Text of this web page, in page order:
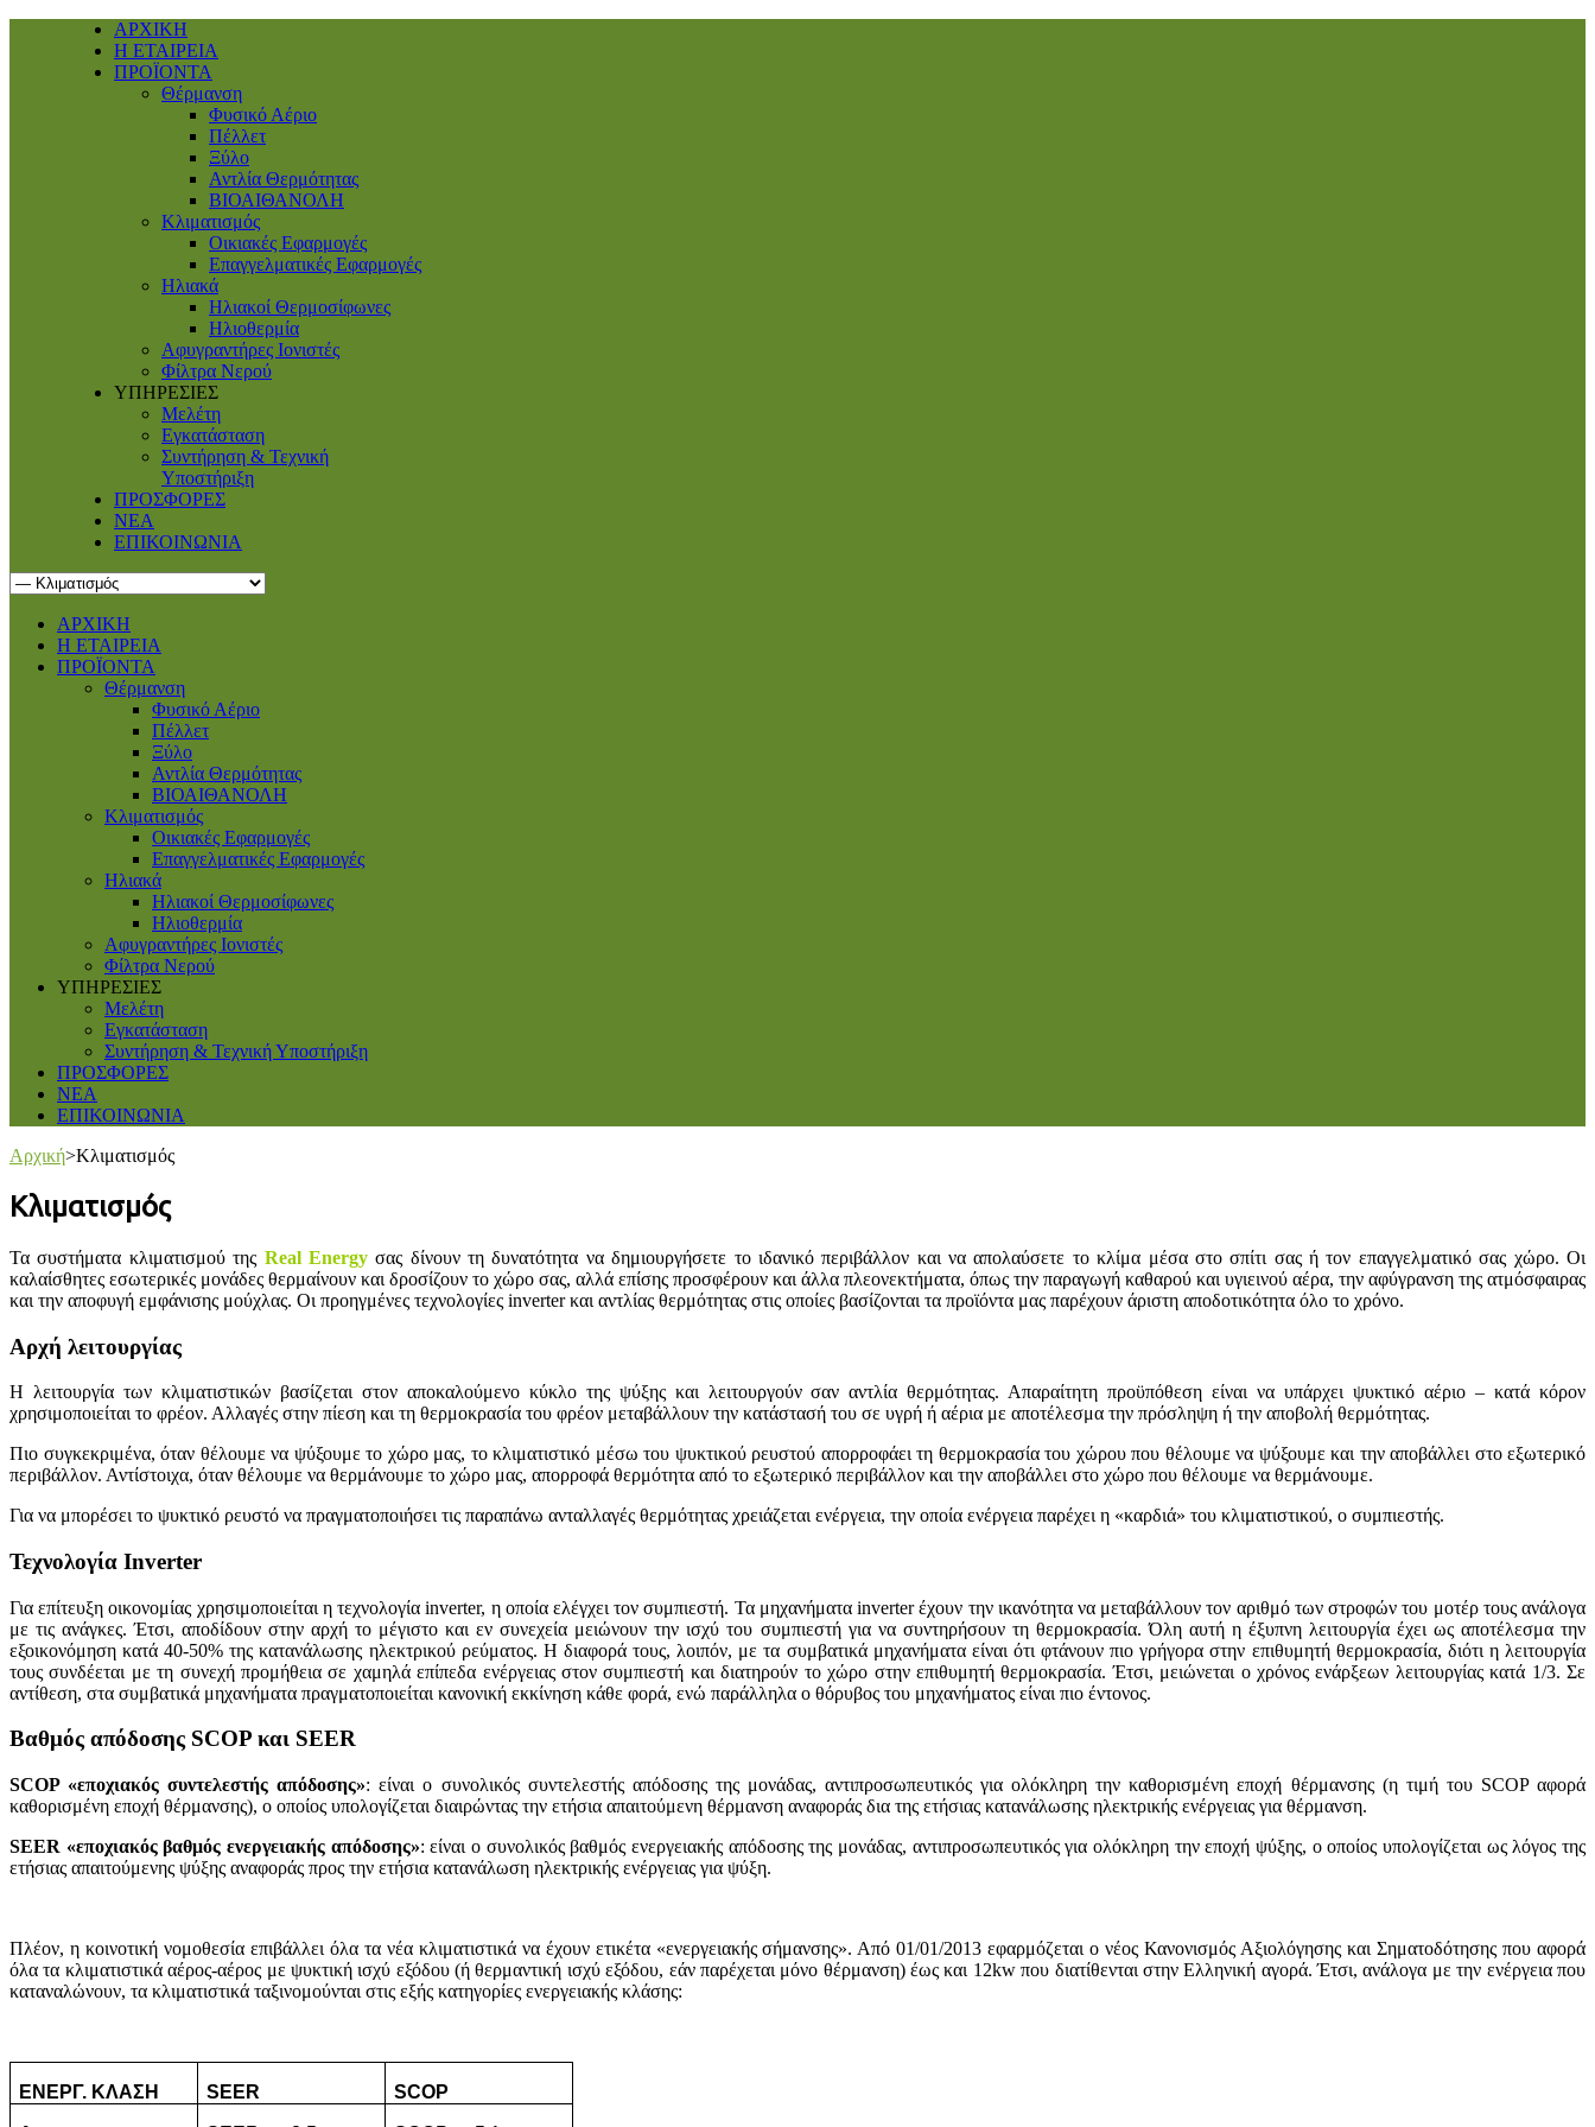
ΑΡΧΙΚΗ
Η ΕΤΑΙΡΕΙΑ
ΠΡΟΪΟΝΤΑ
Θέρμανση
Φυσικό Αέριο
Πέλλετ
Ξύλο
Αντλία Θερμότητας
ΒΙΟΑΙΘΑΝΟΛΗ
Κλιματισμός
Οικιακές Εφαρμογές
Επαγγελματικές Eφαρμογές
Ηλιακά
Ηλιακοί Θερμοσίφωνες
Ηλιοθερμία
Αφυγραντήρες Ιονιστές
Φίλτρα Νερού
ΥΠΗΡΕΣΙΕΣ
Μελέτη
Εγκατάσταση
Συντήρηση & Τεχνική
Υποστήριξη
ΠΡΟΣΦΟΡΕΣ
ΝΕΑ
ΕΠΙΚΟΙΝΩΝΙΑ
ΑΡΧΙΚΗ
Η ΕΤΑΙΡΕΙΑ
ΠΡΟΪΟΝΤΑ
Θέρμανση
Φυσικό Αέριο
Πέλλετ
Ξύλο
Αντλία Θερμότητας
ΒΙΟΑΙΘΑΝΟΛΗ
Κλιματισμός
Οικιακές Εφαρμογές
Επαγγελματικές Eφαρμογές
Ηλιακά
Ηλιακοί Θερμοσίφωνες
Ηλιοθερμία
Αφυγραντήρες Ιονιστές
Φίλτρα Νερού
ΥΠΗΡΕΣΙΕΣ
Μελέτη
Εγκατάσταση
Συντήρηση & Τεχνική Υποστήριξη
ΠΡΟΣΦΟΡΕΣ
ΝΕΑ
ΕΠΙΚΟΙΝΩΝΙΑ
Αρχική>Κλιματισμός
Κλιματισμός
Τα συστήματα κλιματισμού της Real Energyσας δίνουν τη δυνατότητα να δημιουργήσετε το ιδανικό περιβάλλον και να απολαύσετε το κλίμα μέσα στο σπίτι σας ή τον επαγγελματικό σας χώρο. Οι
καλαίσθητες εσωτερικές μονάδες θερμαίνουν και δροσίζουν το χώρο σας, αλλά επίσης προσφέρουν και άλλα πλεονεκτήματα, όπως την παραγωγή καθαρού και υγιεινού αέρα, την αφύγρανση της ατμόσφαιρας
και την αποφυγή εμφάνισης μούχλας. Οι προηγμένες τεχνολογίες inverter και αντλίας θερμότητας στις οποίες βασίζονται τα προϊόντα μας παρέχουν άριστη αποδοτικότητα όλο το χρόνο.
Αρχή λειτουργίας
Η λειτουργία των κλιματιστικών βασίζεται στον αποκαλούμενο κύκλο της ψύξης και λειτουργούν σαν αντλία θερμότητας. Απαραίτητη προϋπόθεση είναι να υπάρχει ψυκτικό αέριο – κατά κόρον
χρησιμοποιείται το φρέον. Αλλαγές στην πίεση και τη θερμοκρασία του φρέον μεταβάλλουν την κατάστασή του σε υγρή ή αέρια με αποτέλεσμα την πρόσληψη ή την αποβολή θερμότητας.
Πιο συγκεκριμένα, όταν θέλουμε να ψύξουμε το χώρο μας, το κλιματιστικό μέσω του ψυκτικού ρευστού απορροφάει τη θερμοκρασία του χώρου που θέλουμε να ψύξουμε και την αποβάλλει στο εξωτερικό
περιβάλλον. Αντίστοιχα, όταν θέλουμε να θερμάνουμε το χώρο μας, απορροφά θερμότητα από το εξωτερικό περιβάλλον και την αποβάλλει στο χώρο που θέλουμε να θερμάνουμε.
Για να μπορέσει το ψυκτικό ρευστό να πραγματοποιήσει τις παραπάνω ανταλλαγές θερμότητας χρειάζεται ενέργεια, την οποία ενέργεια παρέχει η «καρδιά» του κλιματιστικού, ο συμπιεστής.
Τεχνολογία Inverter
Για επίτευξη οικονομίας χρησιμοποιείται η τεχνολογία inverter, η οποία ελέγχει τον συμπιεστή. Τα μηχανήματα inverter έχουν την ικανότητα να μεταβάλλουν τον αριθμό των στροφών του μοτέρ τους ανάλογα
με τις ανάγκες. Έτσι, αποδίδουν στην αρχή το μέγιστο και εν συνεχεία μειώνουν την ισχύ του συμπιεστή για να συντηρήσουν τη θερμοκρασία. Όλη αυτή η έξυπνη λειτουργία έχει ως αποτέλεσμα την
εξοικονόμηση κατά 40-50% της κατανάλωσης ηλεκτρικού ρεύματος. Η διαφορά τους, λοιπόν, με τα συμβατικά μηχανήματα είναι ότι φτάνουν πιο γρήγορα στην επιθυμητή θερμοκρασία, διότι η λειτουργία
τους συνδέεται με τη συνεχή προμήθεια σε χαμηλά επίπεδα ενέργειας στον συμπιεστή και διατηρούν το χώρο στην επιθυμητή θερμοκρασία. Έτσι, μειώνεται ο χρόνος ενάρξεων λειτουργίας κατά 1/3. Σε
αντίθεση, στα συμβατικά μηχανήματα πραγματοποιείται κανονική εκκίνηση κάθε φορά, ενώ παράλληλα ο θόρυβος του μηχανήματος είναι πιο έντονος.
Βαθμός απόδοσης SCOP και SEER
SCOP «εποχιακός συντελεστής απόδοσης»: είναι ο συνολικός συντελεστής απόδοσης της μονάδας, αντιπροσωπευτικός για ολόκληρη την καθορισμένη εποχή θέρμανσης (η τιμή του SCOP αφορά
καθορισμένη εποχή θέρμανσης), ο οποίος υπολογίζεται διαιρώντας την ετήσια απαιτούμενη θέρμανση αναφοράς δια της ετήσιας κατανάλωσης ηλεκτρικής ενέργειας για θέρμανση.
SEER «εποχιακός βαθμός ενεργειακής απόδοσης»: είναι ο συνολικός βαθμός ενεργειακής απόδοσης της μονάδας, αντιπροσωπευτικός για ολόκληρη την εποχή ψύξης, ο οποίος υπολογίζεται ως λόγος της
ετήσιας απαιτούμενης ψύξης αναφοράς προς την ετήσια κατανάλωση ηλεκτρικής ενέργειας για ψύξη.
Πλέον, η κοινοτική νομοθεσία επιβάλλει όλα τα νέα κλιματιστικά να έχουν ετικέτα «ενεργειακής σήμανσης». Από 01/01/2013 εφαρμόζεται ο νέος Κανονισμός Αξιολόγησης και Σηματοδότησης που αφορά
όλα τα κλιματιστικά αέρος-αέρος με ψυκτική ισχύ εξόδου (ή θερμαντική ισχύ εξόδου, εάν παρέχεται μόνο θέρμανση) έως και 12kw που διατίθενται στην Ελληνική αγορά. Έτσι, ανάλογα με την ενέργεια που
καταναλώνουν, τα κλιματιστικά ταξινομούνται στις εξής κατηγορίες ενεργειακής κλάσης:
ΕΝΕΡΓ. ΚΛΑΣΗ SEER SCOP